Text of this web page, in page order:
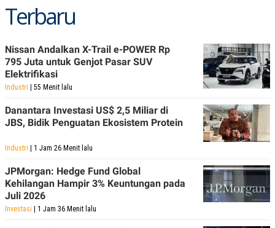
Terbaru
Nissan Andalkan X-Trail e-POWER Rp
795 Juta untuk Genjot Pasar SUV
Elektrifikasi
Industri | 55 Menit lalu
Danantara Investasi US$ 2,5 Miliar di
JBS, Bidik Penguatan Ekosistem Protein
Industri | 1 Jam 26 Menit lalu
JPMorgan: Hedge Fund Global
Kehilangan Hampir 3% Keuntungan pada
Juli 2026
Investasi | 1 Jam 36 Menit lalu